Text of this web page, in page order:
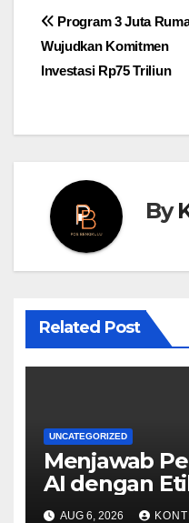
Post
navigation
Program 3 Juta
Wujudkan Komitmen
Investasi Rp75 Triliun
By
Related Post
UNCATEGORIZED
Menjawab
AI dengan
dan Media
AUG 6, 2026